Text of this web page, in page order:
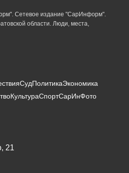
Сетевое издание "СарИнформ".
области. Люди, места,
СудПолитикаЭкономика
КультураСпортСарИнФото
21